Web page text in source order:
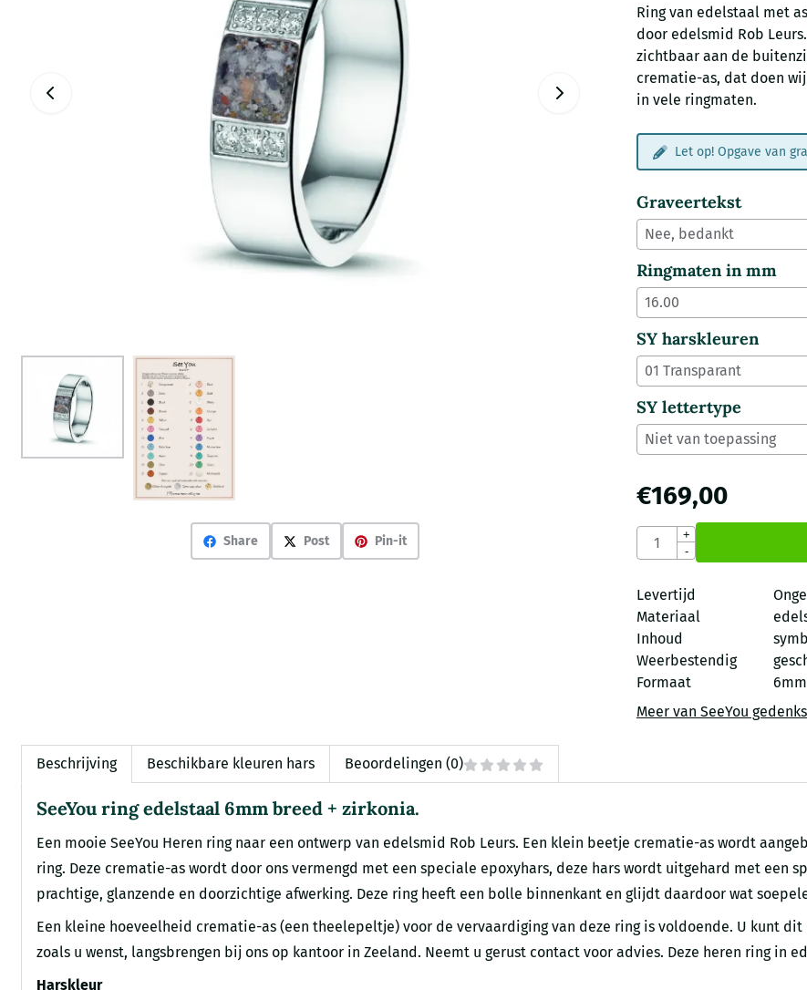
Share Post Pin-it
Ring van edelstaal met
door edelsmid Rob
zichtbaar aan de
crematie-as, dat doen
in vele ringmaten.
Let op! Opgave van
Graveertekst
Ringmaten in mm
SY harskleuren
SY lettertype
€169,00
Aantal
+
-
Levertijd
Materiaal
Inhoud
Weerbestendig
Formaat
Meer van SeeYou
Beschrijving Beschikbare kleuren hars Beoordelingen (0)
SeeYou ring edelstaal 6mm breed + zirkonia.
Een mooie SeeYou Heren ring naar een ontwerp van edelsmid Rob Leurs. Een klein beetje crematie-as wordt
ring. Deze crematie-as wordt door ons vermengd met een speciale epoxyhars, deze hars wordt uitgehard met een
prachtige, glanzende en doorzichtige afwerking. Deze ring heeft een bolle binnenkant en glijdt daardoor wat
Een kleine hoeveelheid crematie-as (een theelepeltje) voor de vervaardiging van deze ring is voldoende. U kunt
zoals u wenst, langsbrengen bij ons op kantoor in Zeeland. Neemt u gerust contact voor advies. Deze heren ring in
Harskleur